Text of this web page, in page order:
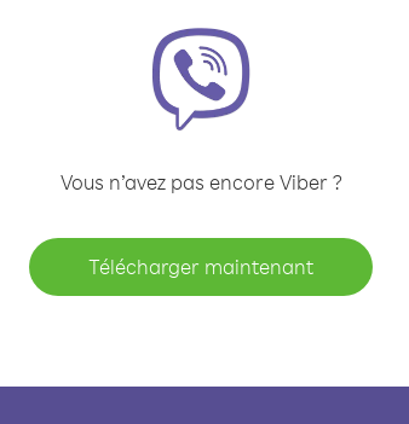
Vous n’avez pas encore Viber ?
Télécharger maintenant